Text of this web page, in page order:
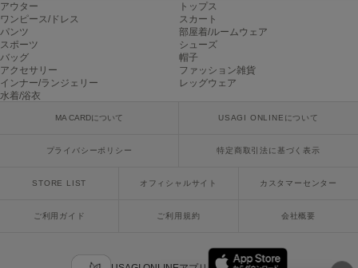
Onitsuka Tiger
オニツカ タイガー
ORGUE
オルグ
PATRICK
アウター
トップス
ワンピース/ドレス
スカート
パンツ
部屋着/ルームウェア
スポーツ
シューズ
バッグ
帽子
アクセサリー
ファッション雑貨
インナー/ランジェリー
レッグウェア
水着/浴衣
MA CARDについて USAGI ONLINEについて
プライバシーポリシー 特定商取引法に基づく表示
STORE LIST オフィシャルサイト カスタマーセンター
ご利用ガイド ご利用規約 会社概要